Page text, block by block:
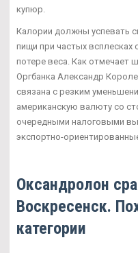
купюр.
Калории должны успевать
пищи при частых всплесках
потере веса. Как
Оргбанка Александр
связана с резким
американскую валюту со
очередными налоговыми
экспортно-
Оксандролон
Воскресенск.
категории